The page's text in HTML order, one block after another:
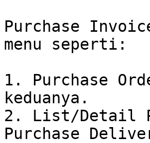
Purchase
menu seperti:
1. Purchase
keduanya.
2. List/Detail
Purchase